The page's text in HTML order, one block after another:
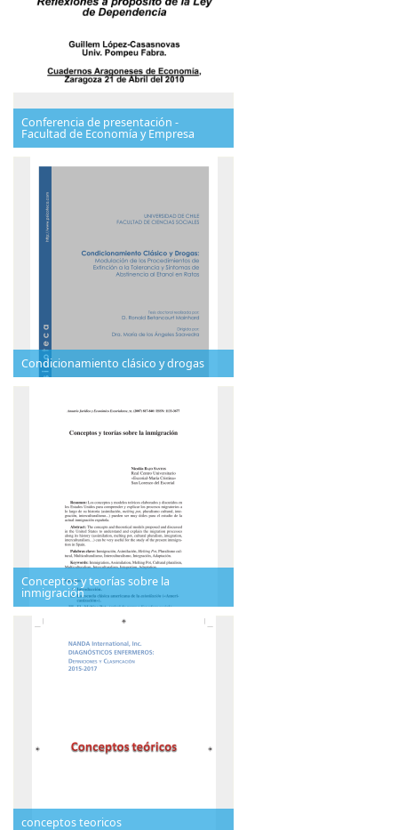
Conferencia de presentación -
Facultad de Economía y Empresa
Condicionamiento clásico y drogas
Conceptos y teorías sobre la
inmigración
conceptos teoricos